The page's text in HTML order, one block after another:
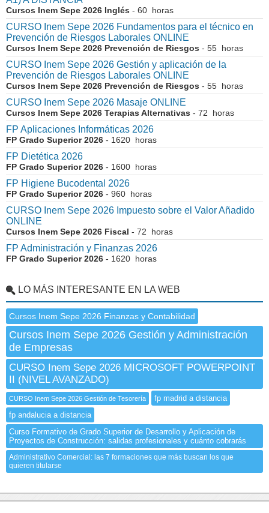
Cursos Inem Sepe 2026 Inglés - 60 horas
CURSO Inem Sepe 2026 Fundamentos para el técnico en
Prevención de Riesgos Laborales ONLINE
Cursos Inem Sepe 2026 Prevención de Riesgos - 55 horas
CURSO Inem Sepe 2026 Gestión y aplicación de la
Prevención de Riesgos Laborales ONLINE
Cursos Inem Sepe 2026 Prevención de Riesgos - 55 horas
CURSO Inem Sepe 2026 Masaje ONLINE
Cursos Inem Sepe 2026 Terapias Alternativas - 72 horas
FP Aplicaciones Informáticas 2026
FP Grado Superior 2026 - 1620 horas
FP Dietética 2026
FP Grado Superior 2026 - 1600 horas
FP Higiene Bucodental 2026
FP Grado Superior 2026 - 960 horas
CURSO Inem Sepe 2026 Impuesto sobre el Valor Añadido
ONLINE
Cursos Inem Sepe 2026 Fiscal - 72 horas
FP Administración y Finanzas 2026
FP Grado Superior 2026 - 1620 horas
LO MÁS INTERESANTE EN LA WEB
Cursos Inem Sepe 2026 Finanzas y Contabilidad
Cursos Inem Sepe 2026 Gestión y Administración
de Empresas
CURSO Inem Sepe 2026 MICROSOFT POWERPOINT
II (NIVEL AVANZADO)
CURSO Inem Sepe 2026 Gestión de Tesorería
fp madrid a distancia
fp andalucia a distancia
Curso Formativo de Grado Superior de Desarrollo y Aplicación de
Proyectos de Construcción: salidas profesionales y cuánto cobrarás
Administrativo Comercial: las 7 formaciones que más buscan los que
quieren titularse